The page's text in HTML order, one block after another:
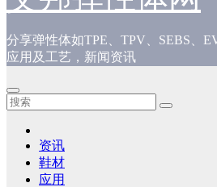
分享弹性体如TPE、TPV、SEBS、
应用及工艺，新闻资讯
资讯
鞋材
应用